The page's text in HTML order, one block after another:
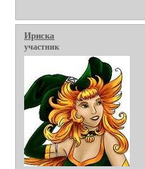
Ириска
участник